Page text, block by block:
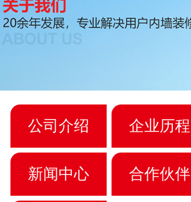
公司介绍 企业历程
新闻中心 合作伙伴